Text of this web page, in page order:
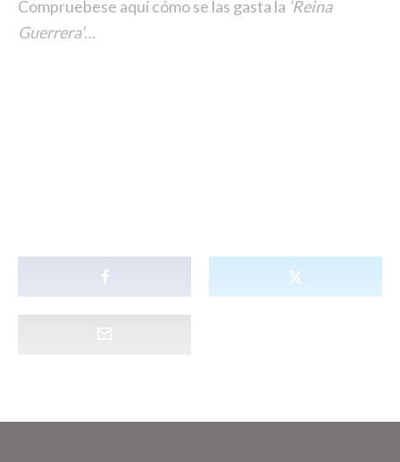
Compruebese aquí cómo se las gasta la ‘Reina
Guerrera’…